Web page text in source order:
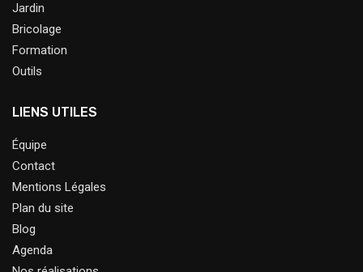
Jardin
Bricolage
Formation
Outils
LIENS UTILES
Équipe
Contact
Mentions Légales
Plan du site
Blog
Agenda